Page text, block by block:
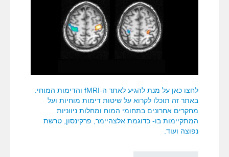
לחצו כאן על מנת להגיע לאתר ה-fMRI והדימות המוחי.
באתר זה תוכלו לקרוא על שיטות דימות מוחיות ועל
מחקרים אחרונים בתחומי המוח ומחלות ניווניות
המתקיימות בו- כדוגמת אלצהיימר, פרקינסון, טרשת
נפוצה ועוד.